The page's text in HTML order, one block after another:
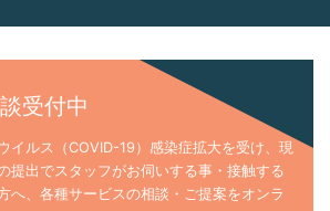
受付中
イルス（COVID-19）感染症拡大を受け、現
提出でスタッフがお伺いする事・接触する
へ、各種サービスの相談・ご提案をオンラ